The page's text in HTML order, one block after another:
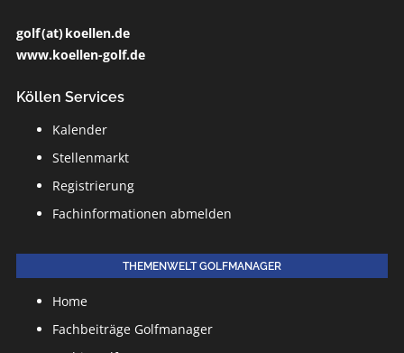
golf (at) koellen.de
www.koellen-golf.de
Köllen Services
Kalender
Stellenmarkt
Registrierung
Fachinformationen abmelden
THEMENWELT GOLFMANAGER
Home
Fachbeiträge Golfmanager